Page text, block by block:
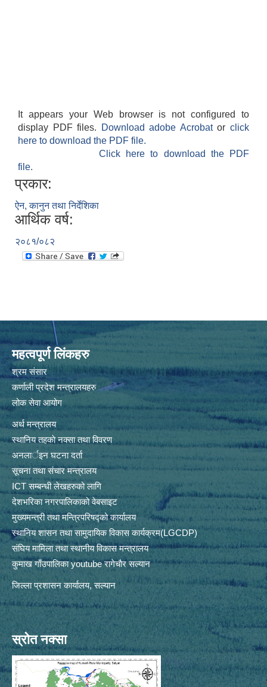
It appears your Web browser is not configured to
display PDF files.
Download adobe Acrobatorclick
here to download the PDF file.
Click here to download the PDF
file.
प्रकार:
ऐन, कानुन तथा निर्देशिका
आर्थिक वर्ष:
२०८१/०८२
महत्वपूर्ण लिंकहरु
श्रम संसार
कर्णाली प्रदेश मन्त्रालयहरु
लोक सेवा आयोग
अर्थ मन्त्रालय
स्थानिय तहकाे नक्सा तथा विवरण
अनलार्इन घटना दर्ता
सूचना तथा संचार मन्त्रालय
ICT सम्बन्धी लेखहरुको लागि
देशभरिका नगरपालिकाको वेबसाइट
मुख्यमन्त्री तथा मन्त्रिपरिषद्को कार्यालय
स्थानिय शासन तथा सामुदायिक विकास कार्यक्रम(LGCDP)
संघिय मामिला तथा स्थानीय विकास मन्त्रालय
कुमाख गाँउपालिका youtube रागेचाैर सल्यान
जिल्ला प्रशासन कार्यालय, सल्यान
स्रोत नक्सा